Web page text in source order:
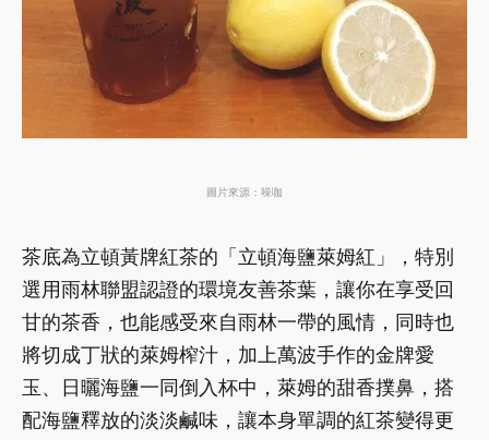
圖片來源：噪咖
茶底為立頓黃牌紅茶的「立頓海鹽萊姆紅」，特別
選用雨林聯盟認證的環境友善茶葉，讓你在享受回
甘的茶香，也能感受來自雨林一帶的風情，同時也
將切成丁狀的萊姆榨汁，加上萬波手作的金牌愛
玉、日曬海鹽一同倒入杯中，萊姆的甜香撲鼻，搭
配海鹽釋放的淡淡鹹味，讓本身單調的紅茶變得更